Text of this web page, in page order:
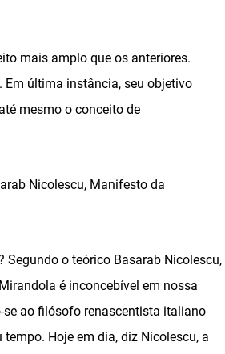
mais amplo que os anteriores.
Em última instância, seu objetivo
mesmo o conceito de
Nicolescu, Manifesto da
o teórico Basarab Nicolescu,
é inconcebível em nossa
se ao filósofo renascentista italiano
Hoje em dia, diz Nicolescu, a